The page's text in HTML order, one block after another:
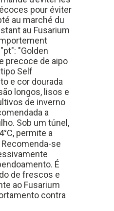
pour éviter
au marché du
au Fusarium
"Golden
precoce de aipo
Self
e cor dourada
longos, lisos e
de inverno
a
Sob um túnel,
permite a
se
É
de frescos e
ao Fusarium
contra